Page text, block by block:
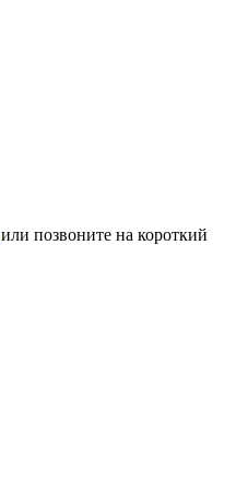
или позвоните на короткий